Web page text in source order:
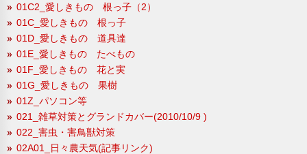
01C2_愛しきもの 根っ子（2）
01C_愛しきもの 根っ子
01D_愛しきもの 道具達
01E_愛しきもの たべもの
01F_愛しきもの 花と実
01G_愛しきもの 果樹
01Z_パソコン等
021_雑草対策とグランドカバー(2010/10/9 )
022_害虫・害鳥獣対策
02A01_日々農天気(記事リンク)